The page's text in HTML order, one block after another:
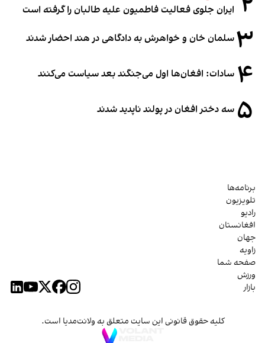
ایران جلوی فعالیت فاطمیون علیه طالبان را گرفته است
۳سلمان خان و خواهرش به دادگاهی در هند احضار شدند
۴ سادات: افغان‌ها اول می‌جنگند بعد سیاست می‌کنند
۵ سه دختر افغان در پولند ناپدید شدند
برنامه‌ها
تلویزیون
رادیو
افغانستان
جهان
زاویه
صفحه شما
ورزش
بازار
کلیه حقوق قانونی این سایت متعلق به ولانت‌مدیا است.